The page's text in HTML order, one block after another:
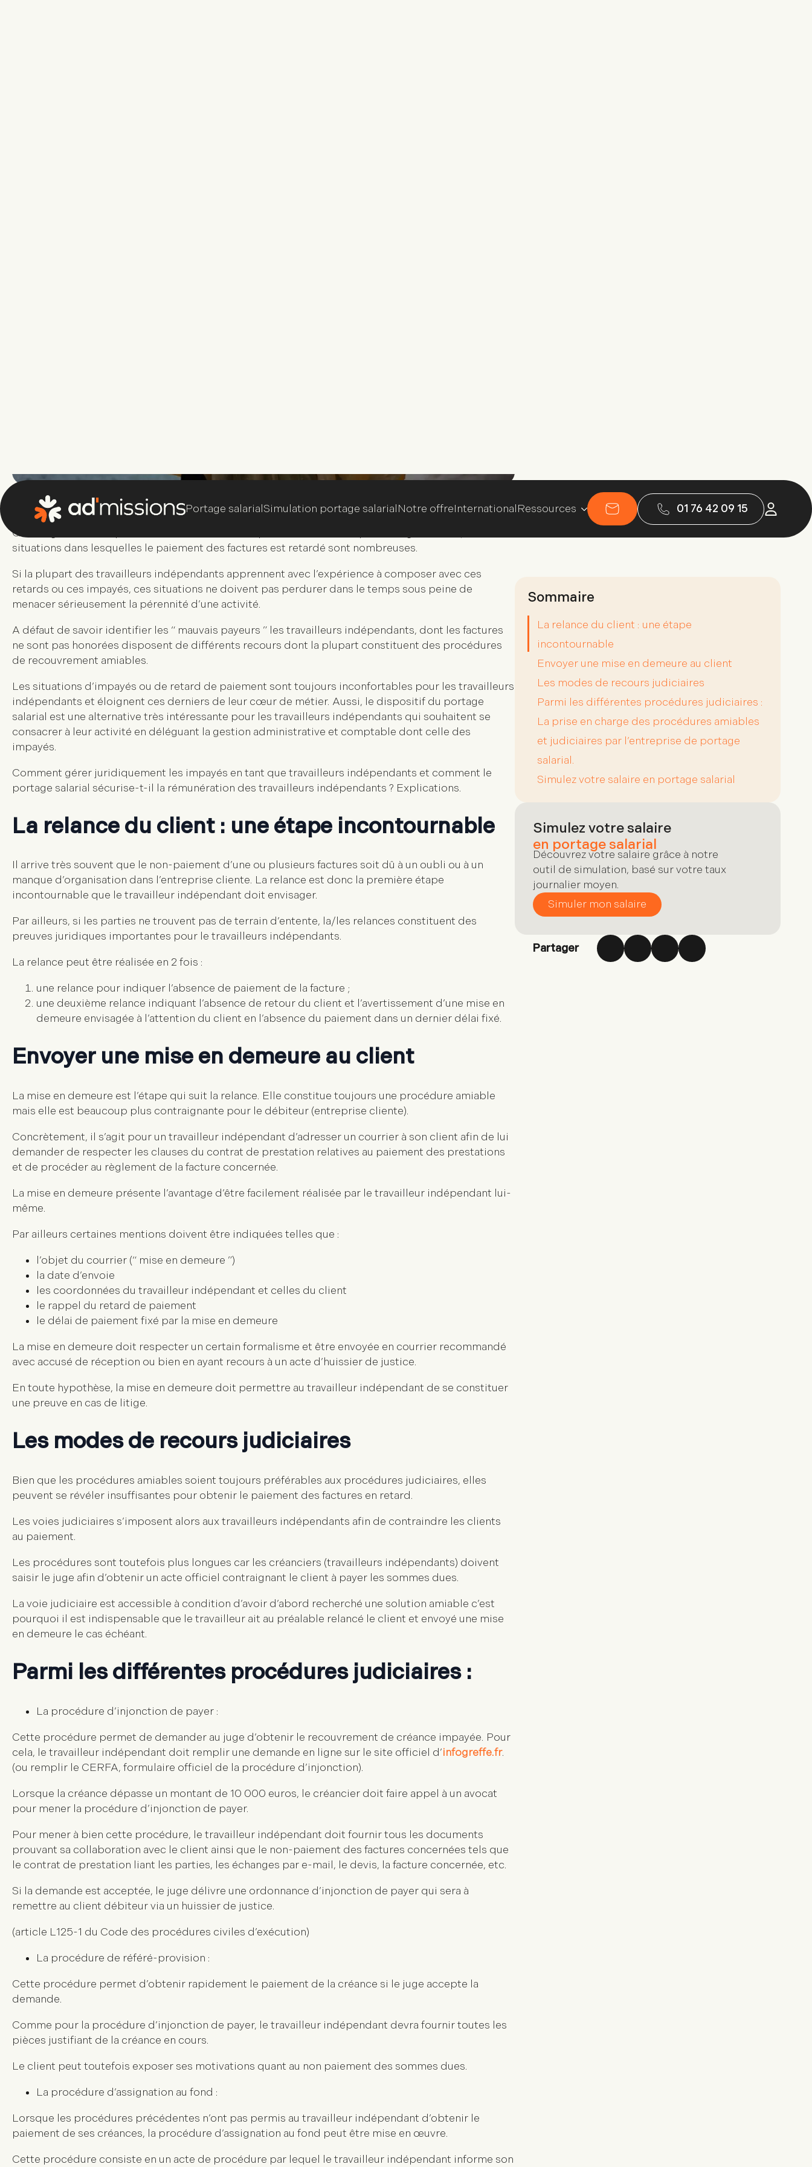
travailleurs indépendants.
Qu’il s’agisse d’entreprises en situation économique instable ou manquant d’organisation ; les
situations dans lesquelles le paiement des factures est retardé sont nombreuses.
Si la plupart des travailleurs indépendants apprennent avec l’expérience à composer avec ces
retards ou ces impayés, ces situations ne doivent pas perdurer dans le temps sous peine de
menacer sérieusement la pérennité d’une activité.
A défaut de savoir identifier les “ mauvais payeurs ” les travailleurs indépendants, dont les factures
ne sont pas honorées disposent de différents recours dont la plupart constituent des procédures
de recouvrement amiables.
Les situations d’impayés ou de retard de paiement sont toujours inconfortables pour les travailleurs
indépendants et éloignent ces derniers de leur cœur de métier. Aussi, le dispositif du portage
salarial est une alternative très intéressante pour les travailleurs indépendants qui souhaitent se
consacrer à leur activité en déléguant la gestion administrative et comptable dont celle des
impayés.
Comment gérer juridiquement les impayés en tant que travailleurs indépendants et comment le
portage salarial sécurise-t-il la rémunération des travailleurs indépendants ? Explications.
La relance du client : une étape incontournable
Il arrive très souvent que le non-paiement d’une ou plusieurs factures soit dû à un oubli ou à un
manque d’organisation dans l’entreprise cliente. La relance est donc la première étape
incontournable que le travailleur indépendant doit envisager.
Par ailleurs, si les parties ne trouvent pas de terrain d’entente, la/les relances constituent des
preuves juridiques importantes pour le travailleurs indépendants.
La relance peut être réalisée en 2 fois :
une relance pour indiquer l’absence de paiement de la facture ;
une deuxième relance indiquant l’absence de retour du client et l’avertissement d’une mise en
demeure envisagée à l’attention du client en l’absence du paiement dans un dernier délai fixé.
Envoyer une mise en demeure au client
La mise en demeure est l’étape qui suit la relance. Elle constitue toujours une procédure amiable
mais elle est beaucoup plus contraignante pour le débiteur (entreprise cliente).
Concrètement, il s’agit pour un travailleur indépendant d’adresser un courrier à son client afin de lui
demander de respecter les clauses du contrat de prestation relatives au paiement des prestations
et de procéder au règlement de la facture concernée.
La mise en demeure présente l’avantage d’être facilement réalisée par le travailleur indépendant lui-
même.
Par ailleurs certaines mentions doivent être indiquées telles que :
l’objet du courrier (“ mise en demeure ”)
la date d’envoie
les coordonnées du travailleur indépendant et celles du client
le rappel du retard de paiement
le délai de paiement fixé par la mise en demeure
La mise en demeure doit respecter un certain formalisme et être envoyée en courrier recommandé
avec accusé de réception ou bien en ayant recours à un acte d’huissier de justice.
En toute hypothèse, la mise en demeure doit permettre au travailleur indépendant de se constituer
une preuve en cas de litige.
Les modes de recours judiciaires
Bien que les procédures amiables soient toujours préférables aux procédures judiciaires, elles
peuvent se révéler insuffisantes pour obtenir le paiement des factures en retard.
Les voies judiciaires s’imposent alors aux travailleurs indépendants afin de contraindre les clients
au paiement.
Les procédures sont toutefois plus longues car les créanciers (travailleurs indépendants) doivent
saisir le juge afin d’obtenir un acte officiel contraignant le client à payer les sommes dues.
La voie judiciaire est accessible à condition d’avoir d’abord recherché une solution amiable c’est
pourquoi il est indispensable que le travailleur ait au préalable relancé le client et envoyé une mise
en demeure le cas échéant.
Parmi les différentes procédures judiciaires:
La procédure d’injonction de payer :
Cette procédure permet de demander au juge d’obtenir le recouvrement de créance impayée. Pour
cela, le travailleur indépendant doit remplir une demande en ligne sur le site officiel d’infogreffe.fr.
(ou remplir le CERFA, formulaire officiel de la procédure d’injonction).
Lorsque la créance dépasse un montant de 10 000 euros, le créancier doit faire appel à un avocat
pour mener la procédure d’injonction de payer.
Pour mener à bien cette procédure, le travailleur indépendant doit fournir tous les documents
prouvant sa collaboration avec le client ainsi que le non-paiement des factures concernées tels que
le contrat de prestation liant les parties, les échanges par e-mail, le devis, la facture concernée, etc.
Si la demande est acceptée, le juge délivre une ordonnance d’injonction de payer qui sera à
remettre au client débiteur via un huissier de justice.
(article L125-1 du Code des procédures civiles d’exécution)
La procédure de référé-provision :
Cette procédure permet d’obtenir rapidement le paiement de la créance si le juge accepte la
demande.
Comme pour la procédure d’injonction de payer, le travailleur indépendant devra fournir toutes les
pièces justifiant de la créance en cours.
Le client peut toutefois exposer ses motivations quant au non paiement des sommes dues.
La procédure d’assignation au fond :
Lorsque les procédures précédentes n’ont pas permis au travailleur indépendant d’obtenir le
paiement de ses créances, la procédure d’assignation au fond peut être mise en œuvre.
Cette procédure consiste en un acte de procédure par lequel le travailleur indépendant informe son